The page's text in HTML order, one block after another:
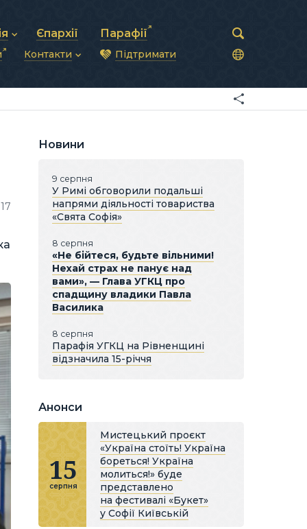
рада
та комунікації
Єпархії Парафії
Контакти
Синоди Єпископів
Патріарша курія
Підтримати
Новини
9 серпня
У Римі обговорили подальші
напрями діяльності товариства
«Свята Софія»
8 серпня
«Не бійтеся, будьте вільними!
Нехай страх не панує над
вами», — Глава УГКЦ про
спадщину владики Павла
Василика
8 серпня
Парафія УГКЦ на Рівненщині
відзначила 15-річчя
Анонси
15
серпня
Мистецький проєкт
«Україна стоїть! Україна
бореться! Україна
молиться!» буде
представлено
на фестивалі «Букет»
у Софії Київській